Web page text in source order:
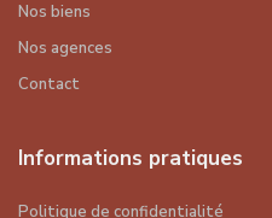
Nos biens
Nos agences
Contact
Informations pratiques
Politique de confidentialité